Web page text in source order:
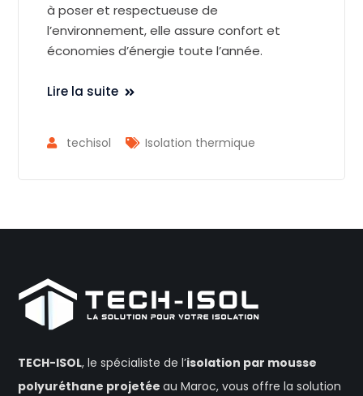
à poser et respectueuse de
l’environnement, elle assure confort et
économies d’énergie toute l’année.
Lire la suite
techisol Isolation thermique
TECH-ISOL, le spécialiste de l’isolation par mousse
polyuréthane projetéeau Maroc, vous offre la solution